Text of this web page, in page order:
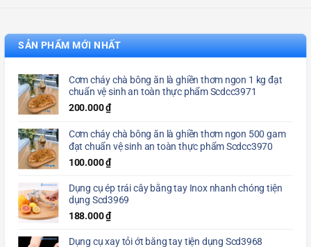
SẢN PHẨM MỚI NHẤT
Cơm cháy chà bông ăn là ghiền thơm ngon 1 kg đạt
chuẩn vệ sinh an toàn thực phẩm Scdcc3971
200.000₫
Cơm cháy chà bông ăn là ghiền thơm ngon 500 gam
đạt chuẩn vệ sinh an toàn thực phẩm Scdcc3970
100.000₫
Dụng cụ ép trái cây bằng tay Inox nhanh chóng tiện
dụng Scd3969
188.000₫
Dụng cụ xay tỏi ớt bằng tay tiện dụng Scd3968